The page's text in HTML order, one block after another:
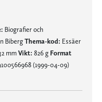
Biografier och
BibergThema-kod: Essäer
mmVikt: 826 g Format
(1999-04-09)